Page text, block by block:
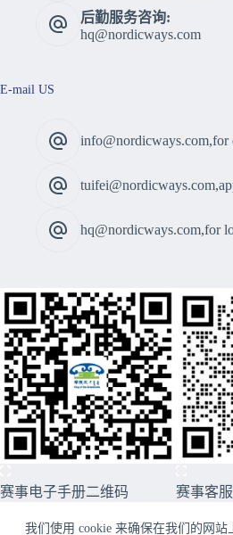
我们使用 cookie 来确保在我们的网站
后勤服务咨询:
hq@nordicways.com
E-mail US
info@nordicways.com,for
hq@nordicways.com,for
赛事电子手册二维码
赛事客
CopyRight © 2026 2026穿越西乌旗